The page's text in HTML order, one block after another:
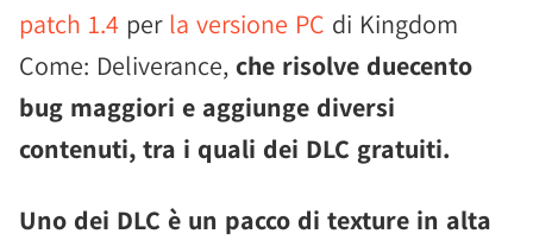
patch 1.4 perla versione PC di Kingdom
Come: Deliverance, che risolve duecento
bug maggiori e aggiunge diversi
contenuti, tra i quali dei DLC gratuiti.
Uno dei DLC è un pacco di texture in alta